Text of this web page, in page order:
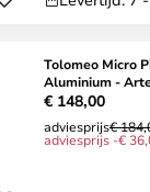
Tolomeo Micro
Aluminium -
€ 148,00
adviesprijs€
adviesprijs -€